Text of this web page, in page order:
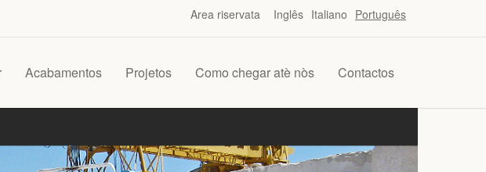
Area riservata Inglês Italiano Português
Acabamentos Projetos Como chegar atè nòs Contactos